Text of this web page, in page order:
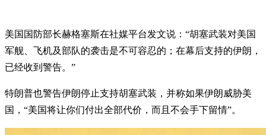
美国国防部长赫格塞斯在社媒平台发文说：“胡塞武装对美国
军舰、飞机及部队的袭击是不可容忍的；在幕后支持的伊朗，
已经收到警告。”
特朗普也警告伊朗停止支持胡塞武装，并称如果伊朗威胁美
国，“美国将让你们付出全部代价，而且不会手下留情”。